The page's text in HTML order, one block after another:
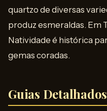
quartzo de diversas
produz esmeraldas. Em
Natividade é histórica
gemas coradas.
Guias Detalhados